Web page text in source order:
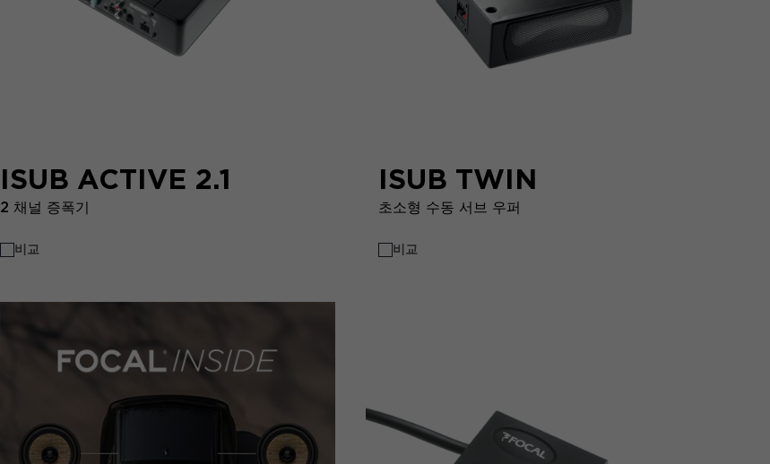
ISUB ACTIVE 2.1
2 채널 증폭기
비교
ISUB TWIN
초소형 수동 서브 우퍼
비교